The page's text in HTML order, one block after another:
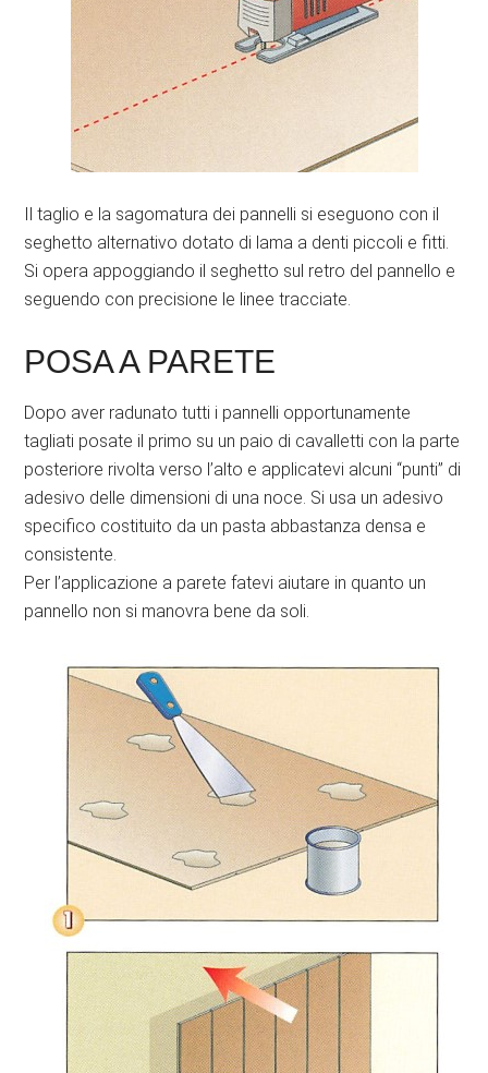
Il taglio e la sagomatura dei pannelli si eseguono con il
seghetto alternativo dotato di lama a denti piccoli e fitti.
Si opera appoggiando il seghetto sul retro del pannello e
seguendo con precisione le linee tracciate.
POSA A PARETE
Dopo aver radunato tutti i pannelli opportunamente
tagliati posate il primo su un paio di cavalletti con la parte
posteriore rivolta verso l’alto e applicatevi alcuni “punti” di
adesivo delle dimensioni di una noce. Si usa un adesivo
specifico costituito da un pasta abbastanza densa e
consistente.
Per l’applicazione a parete fatevi aiutare in quanto un
pannello non si manovra bene da soli.